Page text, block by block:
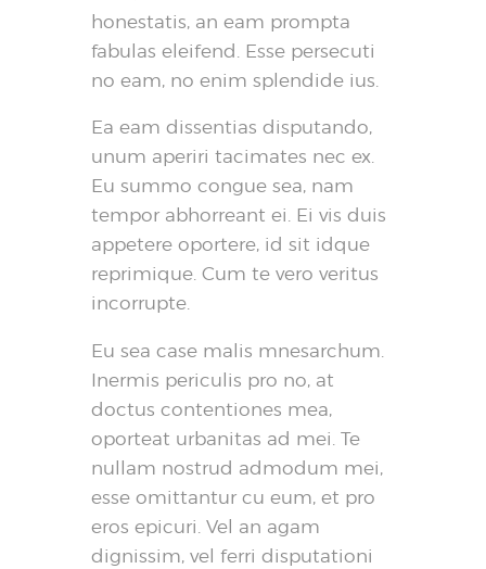
honestatis, an eam prompta
fabulas eleifend. Esse persecuti
no eam, no enim splendide ius.
Ea eam dissentias disputando,
unum aperiri tacimates nec ex.
Eu summo congue sea, nam
tempor abhorreant ei. Ei vis duis
appetere oportere, id sit idque
reprimique. Cum te vero veritus
incorrupte.
Eu sea case malis mnesarchum.
Inermis periculis pro no, at
doctus contentiones mea,
oporteat urbanitas ad mei. Te
nullam nostrud admodum mei,
esse omittantur cu eum, et pro
eros epicuri. Vel an agam
dignissim, vel ferri disputationi